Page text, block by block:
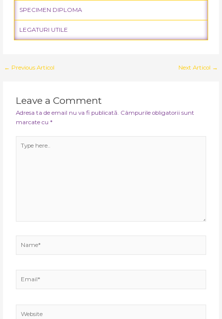
SPECIMEN DIPLOMA
LEGATURI UTILE
← Previous Articol Next Articol →
Leave a Comment
Adresa ta de email nu va fi publicată. Câmpurile obligatorii sunt
marcate cu *
here..